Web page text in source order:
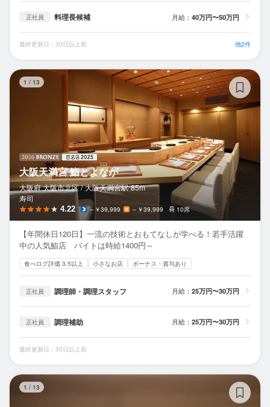
正社員 料理長候補 月給： 40万円〜50万円
最終更新日：30日以上前 他2件
1 / 13
大阪天満宮 鮨とよなが
大阪府 大阪市北区 / 大阪天満宮駅 85m
寿司
4.22 ～￥39,999 ～￥39,999 10席
【年間休日120日】一流の技術とおもてなしが学べる！若手活躍
中の人気鮨店 バイトは時給1400円～
食べログ評価 3.5以上 小さなお店 ボーナス・賞与あり
正社員 調理師・調理スタッフ 月給： 25万円〜30万円
正社員 調理補助 月給： 25万円〜30万円
最終更新日：30日以上前
1 / 13